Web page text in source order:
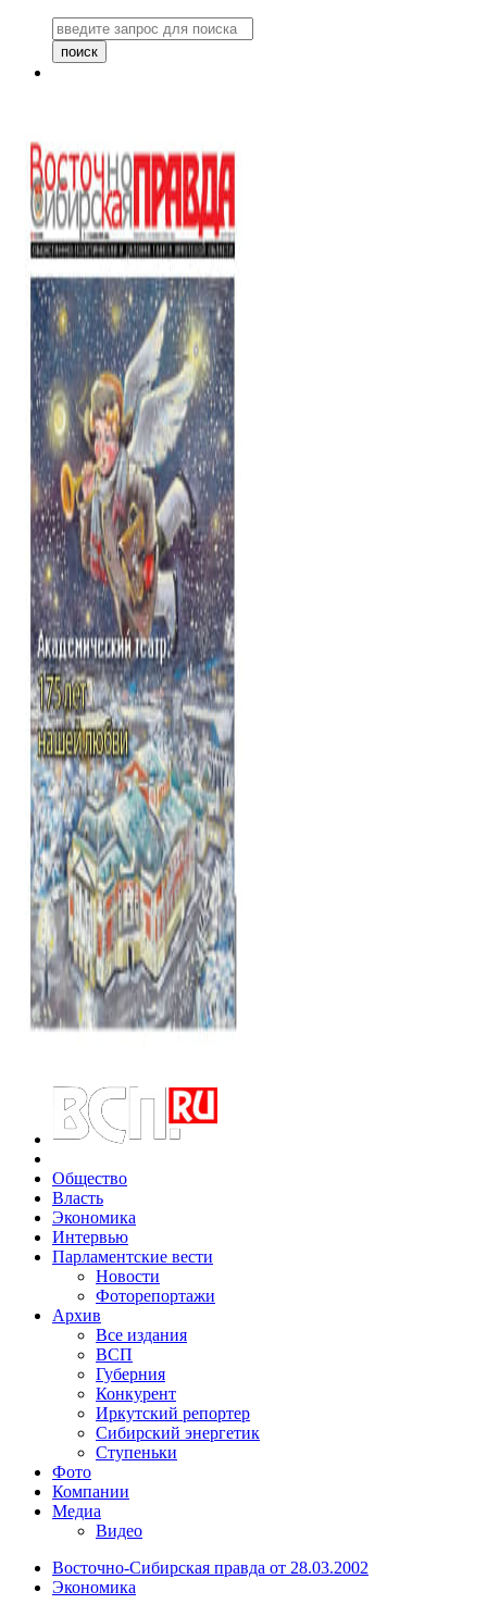
Общество
Власть
Экономика
Интервью
Парламентские вести
Новости
Фоторепортажи
Архив
Все издания
ВСП
Губерния
Конкурент
Иркутский репортер
Сибирский энергетик
Ступеньки
Фото
Компании
Медиа
Видео
Восточно-Сибирская правда от 28.03.2002
Экономика